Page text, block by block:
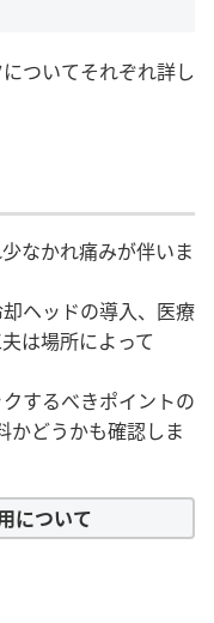
ついてそれぞれ詳し
なかれ痛みが伴いま
ヘッドの導入、医療
は場所によって
するべきポイントの
かどうかも確認しま
について